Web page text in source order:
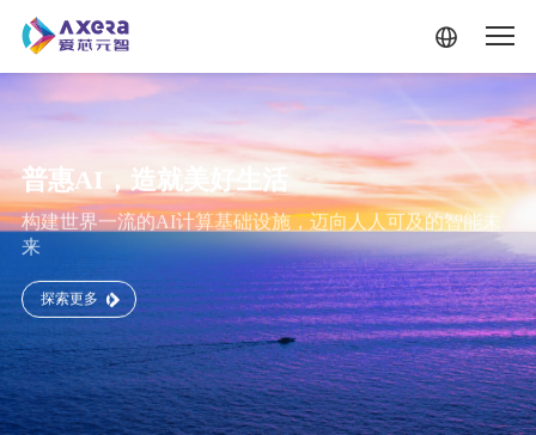
普惠AI，造就美好生活
构建世界一流的AI计算基础设施，迈向人人可及的智能未
来
探索更多